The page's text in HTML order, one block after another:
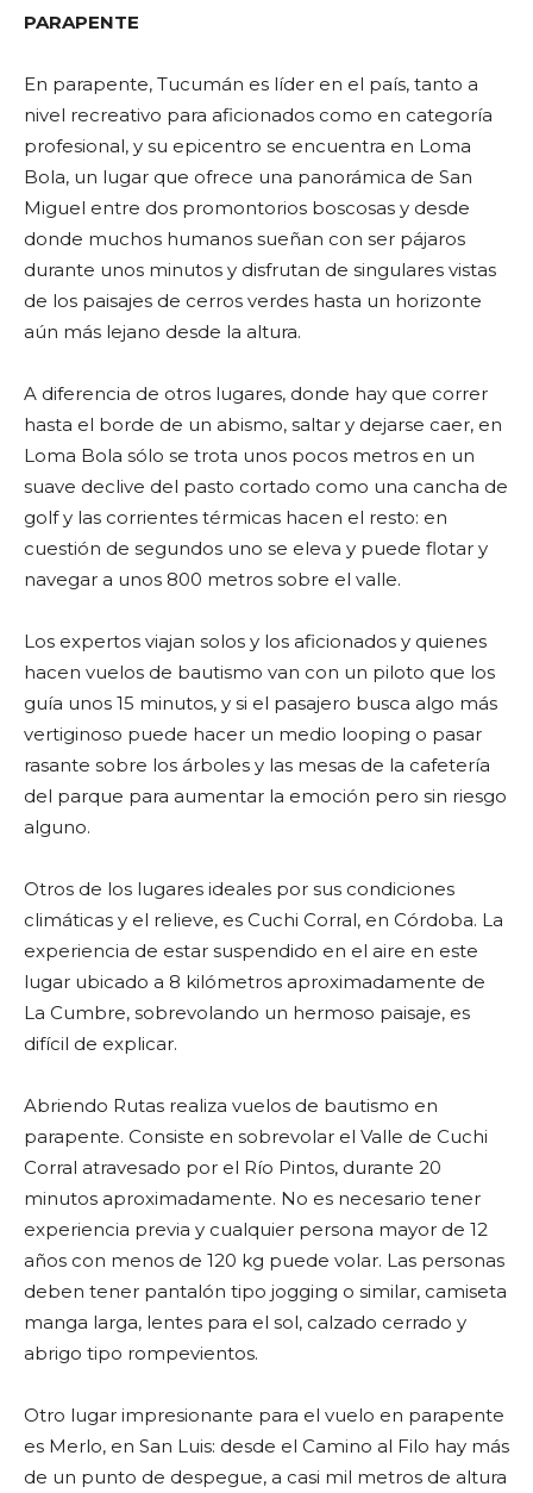
PARAPENTE
En parapente, Tucumán es líder en el país, tanto a
nivel recreativo para aficionados como en categoría
profesional, y su epicentro se encuentra en Loma
Bola, un lugar que ofrece una panorámica de San
Miguel entre dos promontorios boscosas y desde
donde muchos humanos sueñan con ser pájaros
durante unos minutos y disfrutan de singulares vistas
de los paisajes de cerros verdes hasta un horizonte
aún más lejano desde la altura.
A diferencia de otros lugares, donde hay que correr
hasta el borde de un abismo, saltar y dejarse caer, en
Loma Bola sólo se trota unos pocos metros en un
suave declive del pasto cortado como una cancha de
golf y las corrientes térmicas hacen el resto: en
cuestión de segundos uno se eleva y puede flotar y
navegar a unos 800 metros sobre el valle.
Los expertos viajan solos y los aficionados y quienes
hacen vuelos de bautismo van con un piloto que los
guía unos 15 minutos, y si el pasajero busca algo más
vertiginoso puede hacer un medio looping o pasar
rasante sobre los árboles y las mesas de la cafetería
del parque para aumentar la emoción pero sin riesgo
alguno.
Otros de los lugares ideales por sus condiciones
climáticas y el relieve, es Cuchi Corral, en Córdoba. La
experiencia de estar suspendido en el aire en este
lugar ubicado a 8 kilómetros aproximadamente de
La Cumbre, sobrevolando un hermoso paisaje, es
difícil de explicar.
Abriendo Rutas realiza vuelos de bautismo en
parapente. Consiste en sobrevolar el Valle de Cuchi
Corral atravesado por el Río Pintos, durante 20
minutos aproximadamente. No es necesario tener
experiencia previa y cualquier persona mayor de 12
años con menos de 120 kg puede volar. Las personas
deben tener pantalón tipo jogging o similar, camiseta
manga larga, lentes para el sol, calzado cerrado y
abrigo tipo rompevientos.
Otro lugar impresionante para el vuelo en parapente
es Merlo, en San Luis: desde el Camino al Filo hay más
de un punto de despegue, a casi mil metros de altura